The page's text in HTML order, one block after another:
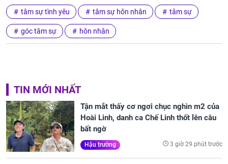
tâm sự tình yêu tâm sự hôn nhân tâm sự
góc tâm sự hôn nhân
TIN MỚI NHẤT
Tận mắt thấy cơ ngơi chục nghìn m2 của
Hoài Linh, danh ca Chế Linh thốt lên câu
bất ngờ
Hậu trường 3 giờ 29 phút trước